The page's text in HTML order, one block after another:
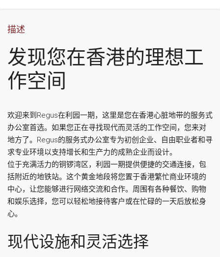
描述
发现您在香港的理想工
作空间
欢迎来到Regus在利园一期，这里是您在香港心脏地带的服务式
办公室首选。如果您正在寻找现代而灵活的工作空间，您来对
地方了。Regus的服务式办公室专为初创企业、自由职业者和寻
求专业环境以支持增长和生产力的成熟企业而设计。
位于充满活力的铜锣湾区，利园一期提供便捷的交通连接，包
括附近的地铁站。这个黄金地段将您置于香港繁忙商业环境的
中心，让您能够进行网络交流和合作。周围有各种餐饮、购物
和娱乐选择，您可以轻松地接待客户或在忙碌的一天后放松身
心。
现代设施和灵活选择